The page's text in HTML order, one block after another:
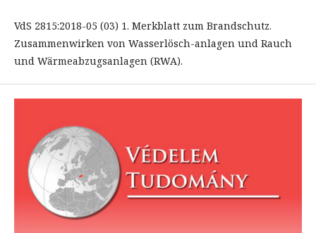
VdS 2815:2018-05 (03) 1. Merkblatt zum Brandschutz.
Zusammenwirken von Wasserlösch-anlagen und Rauch
und Wärmeabzugsanlagen (RWA).